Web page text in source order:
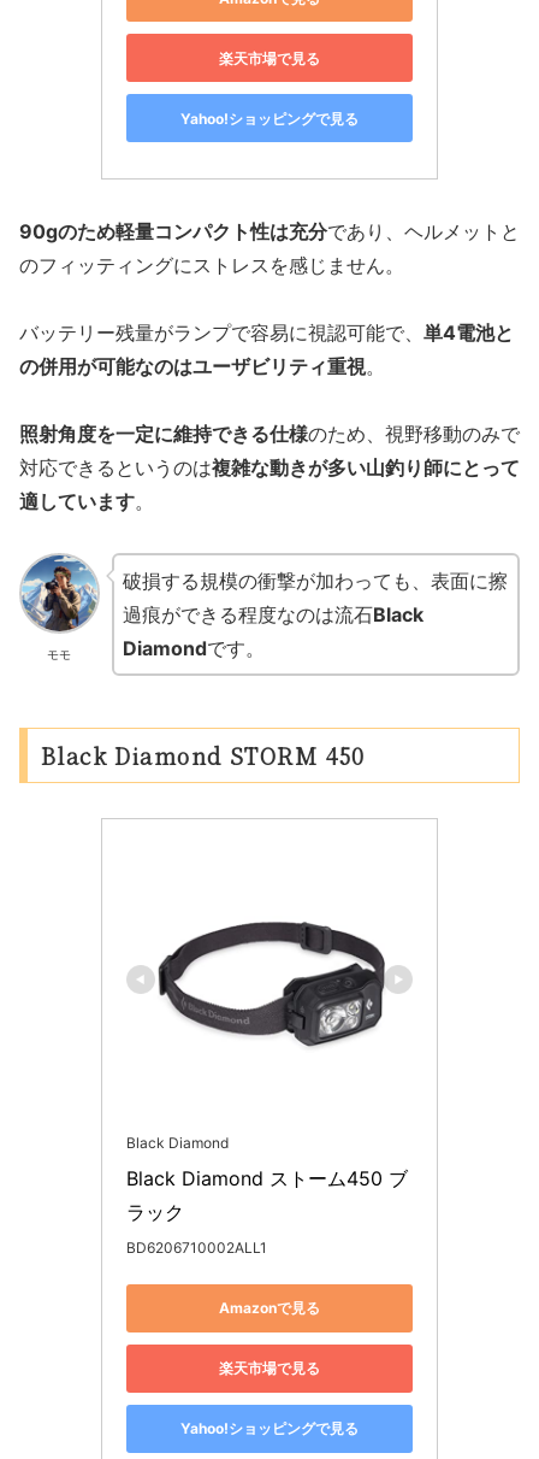
楽天市場で見る
Yahoo!ショッピングで見る
90gのため軽量コンパクト性は充分であり、ヘルメットと
のフィッティングにストレスを感じません。
バッテリー残量がランプで容易に視認可能で、 単4電池と
の併用が可能なのはユーザビリティ重視。
照射角度を一定に維持できる仕様のため、視野移動のみで
対応できるというのは複雑な動きが多い山釣り師にとって
適しています。
モモ
破損する規模の衝撃が加わっても、表面に擦
過痕ができる程度なのは流石Black
Diamondです。
Black Diamond STORM 450
Black Diamond
Black Diamond ストーム450 ブ
ラック
BD6206710002ALL1
Amazonで見る
楽天市場で見る
Yahoo!ショッピングで見る